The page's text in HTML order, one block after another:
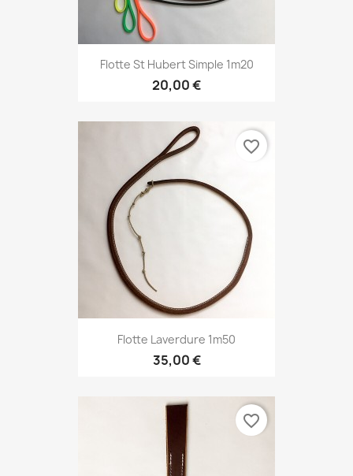
Flotte St Hubert Simple 1m20
20,00 €
Flotte Laverdure 1m50
35,00 €
favorite_border
favorite_border